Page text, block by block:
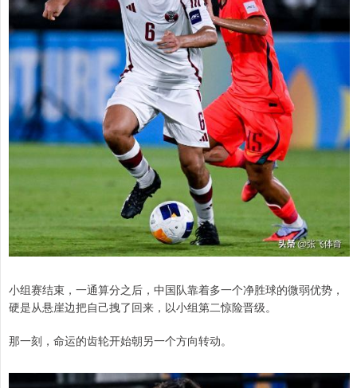
小组赛结束，一通算分之后，中国队靠着多一个净胜球的微弱优势，
硬是从悬崖边把自己拽了回来，以小组第二惊险晋级。
那一刻，命运的齿轮开始朝另一个方向转动。